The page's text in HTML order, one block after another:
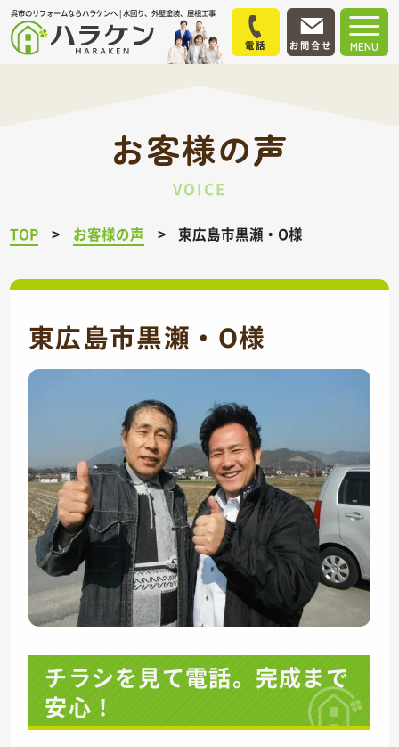
呉市のリフォームならハラケンへ | 水回り、外壁塗装、屋根工事
MENU
電話 お問合せ
お客様の声
VOICE
TOP お客様の声 東広島市黒瀬・O様
東広島市黒瀬・O様
チラシを見て電話。完成まで
安心！